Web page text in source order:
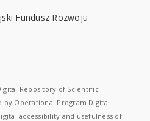
Repository of Scientific
by Operational Program Digital
accessibility and usefulness of